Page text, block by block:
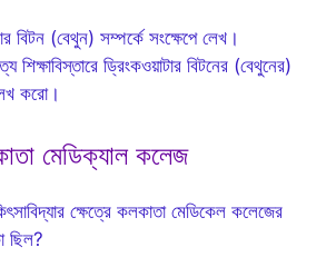
বিটন (বেথুন) সম্পর্কে সংক্ষেপে লেখ।
শিক্ষাবিস্তারে ড্রিংকওয়াটার বিটনের (বেথুনের)
করো।
মেডিক্যাল কলেজ
ক্ষেত্রে কলকাতা মেডিকেল কলেজের
ছিল?